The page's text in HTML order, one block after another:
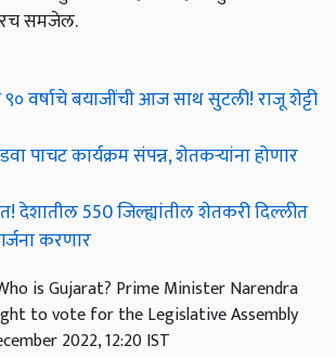
समजेल.
वर्षाचे बयाजींची आज साथ सुटली! राजू शेट्टी
पाचट कार्यक्रम संपन्न, शेतकऱ्यांना होणार
देशातील 550 जिल्ह्यांतील शेतकरी दिल्लीत
करणार
is Gujarat? Prime Minister Narendra
to vote for the Legislative Assembly
2022, 12:20 IST